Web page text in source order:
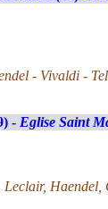
- Vivaldi -
- Eglise Saint